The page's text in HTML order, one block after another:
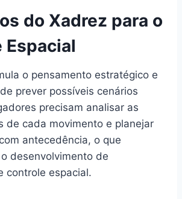
do Xadrez para o
Espacial
o pensamento estratégico e
prever possíveis cenários
precisam analisar as
de cada movimento e planejar
antecedência, o que
desenvolvimento de
controle espacial.